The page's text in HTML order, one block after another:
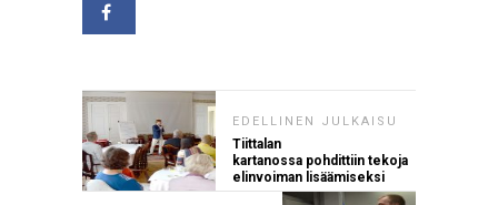
EDELLINEN JULKAISU
Tiittalan
kartanossa pohdittiin tekoja
elinvoiman lisäämiseksi